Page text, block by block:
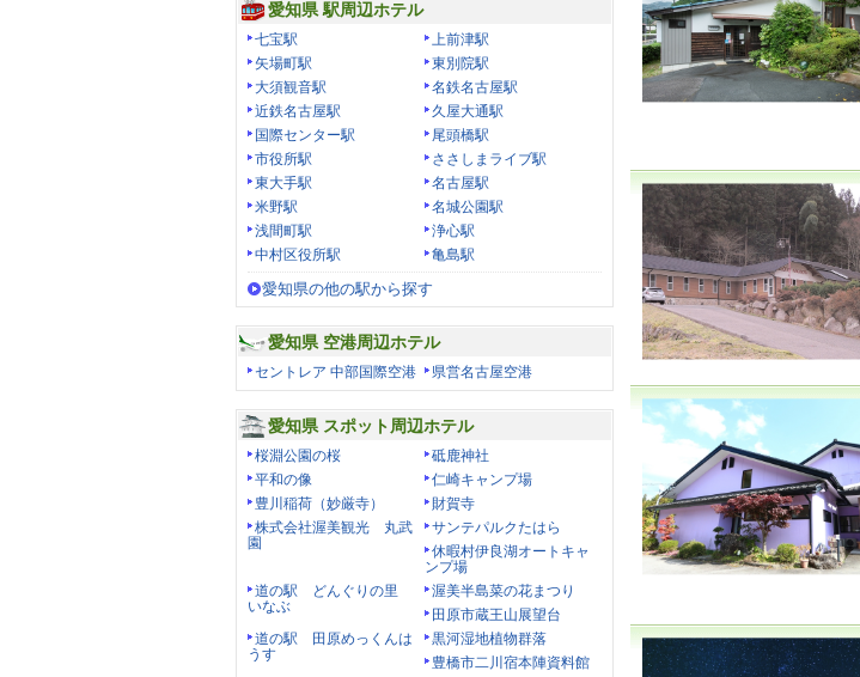
愛知県 駅周辺ホテル
七宝駅
上前津駅
矢場町駅
東別院駅
大須観音駅
名鉄名古屋駅
近鉄名古屋駅
久屋大通駅
国際センター駅
尾頭橋駅
市役所駅
ささしまライブ駅
東大手駅
名古屋駅
米野駅
名城公園駅
浅間町駅
浄心駅
中村区役所駅
亀島駅
愛知県の他の駅から探す
愛知県 空港周辺ホテル
セントレア 中部国際空港 県営名古屋空港
愛知県 スポット周辺ホテル
桜淵公園の桜
砥鹿神社
平和の像
仁崎キャンプ場
豊川稲荷（妙厳寺）
財賀寺
株式会社渥美観光 丸武
園
サンテパルクたはら
休暇村伊良湖オートキャ
ンプ場
道の駅 どんぐりの里
いなぶ
渥美半島菜の花まつり
田原市蔵王山展望台
道の駅 田原めっくんは
うす
黒河湿地植物群落
豊橋市二川宿本陣資料館